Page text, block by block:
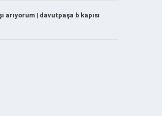
arıyorum | davutpaşa b kapısı